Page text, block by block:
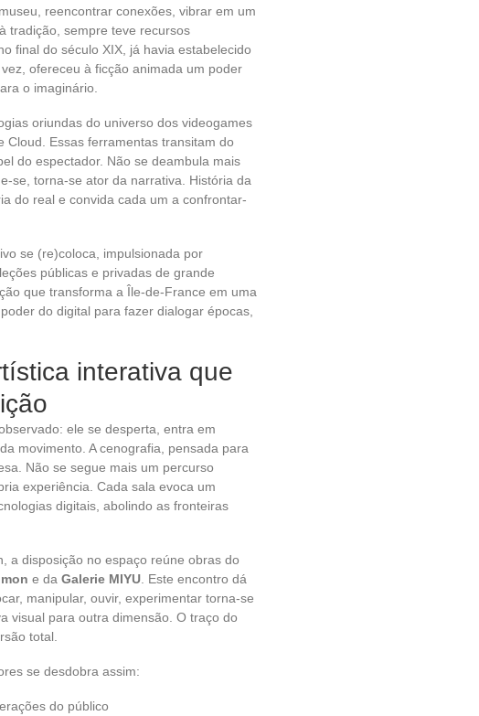
reencontrar conexões, vibrar em um
tradição, sempre teve recursos
final do século XIX, já havia estabelecido
ofereceu à ficção animada um poder
o imaginário.
oriundas do universo dos videogames
Cloud. Essas ferramentas transitam do
do espectador. Não se deambula mais
se, torna-se ator da narrativa. História da
do real e convida cada um a confrontar-
se (re)coloca, impulsionada por
públicas e privadas de grande
que transforma a Île-de-France em uma
do digital para fazer dialogar épocas,
interativa que
ele se desperta, entra em
movimento. A cenografia, pensada para
Não se segue mais um percurso
experiência. Cada sala evoca um
digitais, abolindo as fronteiras
a disposição no espaço reúne obras do
e da Galerie MIYU . Este encontro dá
manipular, ouvir, experimentar torna-se
visual para outra dimensão. O traço do
total.
se desdobra assim:
do público